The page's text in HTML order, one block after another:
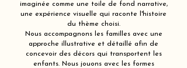
imaginée comme une toile de fond narrative,
une expérience visuelle qui raconte l'histoire
du thème choisi.
Nous accompagnons les familles avec une
approche illustrative et détaillé afin de
concevoir des décors qui transportent les
enfants. Nous jouons avec les formes